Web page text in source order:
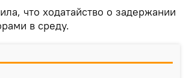
что ходатайство о задержании
в среду.